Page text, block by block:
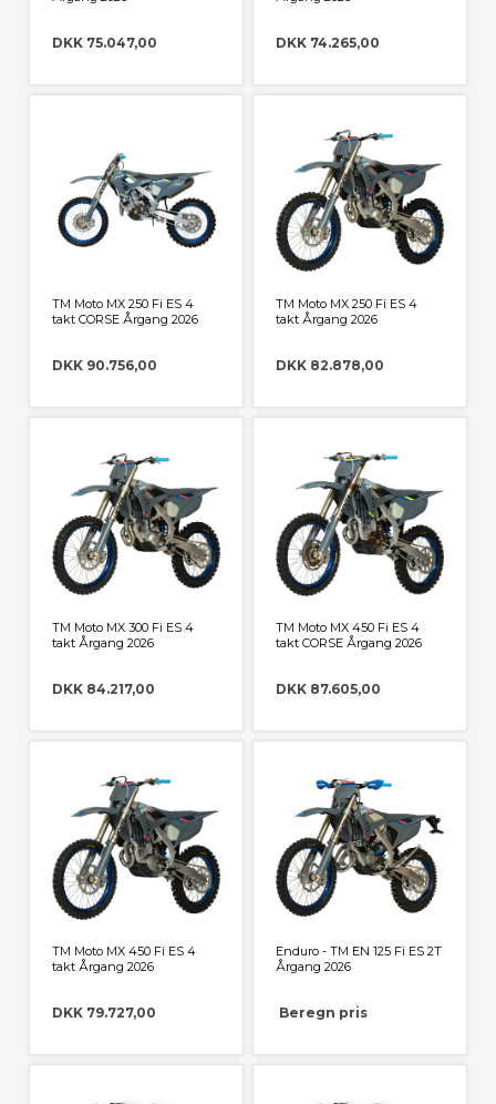
DKK 75.047,00 DKK 74.265,00
TM Moto MX 250 Fi ES 4
takt CORSE Årgang 2026
DKK 90.756,00
TM Moto MX 250 Fi ES 4
takt Årgang 2026
DKK 82.878,00
TM Moto MX 300 Fi ES 4
takt Årgang 2026
DKK 84.217,00
TM Moto MX 450 Fi ES 4
takt CORSE Årgang 2026
DKK 87.605,00
TM Moto MX 450 Fi ES 4
takt Årgang 2026
DKK 79.727,00
Enduro - TM EN 125 Fi ES 2T
Årgang 2026
Beregn pris